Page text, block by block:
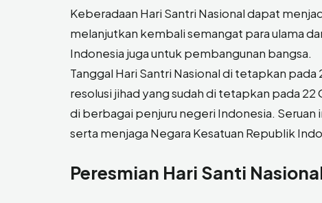
Keberadaan Hari Santri Nasional dapat
melanjutkan kembali semangat para ulama
Indonesia juga untuk pembangunan bangsa.
Tanggal Hari Santri Nasional di tetapkan
resolusi jihad yang sudah di tetapkan pada
di berbagai penjuru negeri Indonesia.
serta menjaga Negara Kesatuan Republik
Peresmian Hari Santi